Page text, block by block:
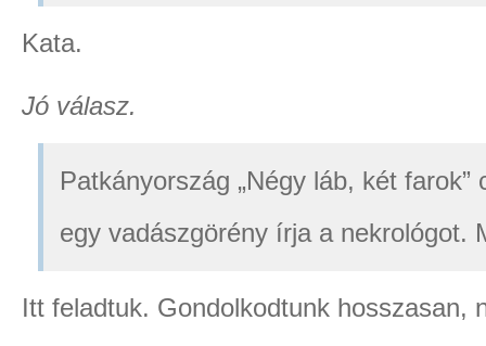
Kata.
Jó válasz.
Patkányország „Négy láb, két
egy vadászgörény írja a nekrológot.
Itt feladtuk. Gondolkodtunk hosszasan,